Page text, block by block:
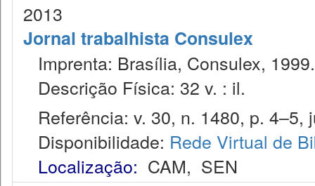
2013
Jornal trabalhista Consulex
Imprenta: Brasília, Consulex, 1999.
Descrição Física: 32 v. : il.
Referência: v. 30, n. 1480, p. 4–5,
Disponibilidade: Rede Virtual de
Localização: CAM, SEN